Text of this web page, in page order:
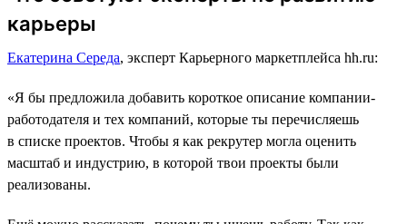
карьеры
Екатерина Середа, эксперт Карьерного маркетплейса hh.ru:
«Я бы предложила добавить короткое описание компании-
работодателя и тех компаний, которые ты перечисляешь
в списке проектов. Чтобы я как рекрутер могла оценить
масштаб и индустрию, в которой твои проекты были
реализованы.